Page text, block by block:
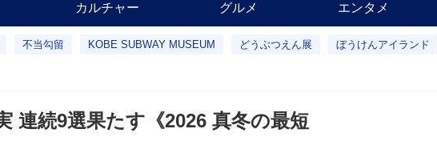
カルチャー グルメ エンタメ
不当勾留 KOBE SUBWAY MUSEUM どうぶつえん展 ぼうけんアイランド
連続9選果たす《2026 真冬の最短